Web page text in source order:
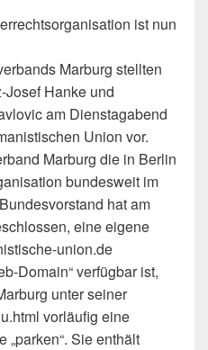
ist nun
Marburg stellten
Josef Hanke und
am Dienstagabend
Union vor.
Marburg die in Berlin
bundesweit im
hat am
eine eigene
union.de
Domain“ verfügbar ist,
unter seiner
vorläufig eine
Sie enthält